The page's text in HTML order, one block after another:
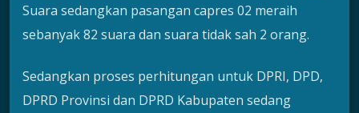
Suara sedangkan pasangan capres 02 meraih
sebanyak 82 suara dan suara tidak sah 2 orang.
Sedangkan proses perhitungan untuk DPRI, DPD,
DPRD Provinsi dan DPRD Kabupaten sedang